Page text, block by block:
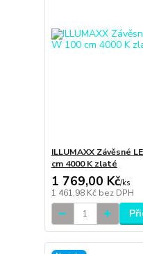
ILLUMAXX Závěsné
cm 4000 K zlaté
1 769,00 Kč/ks
1 461,98 Kč bez DPH